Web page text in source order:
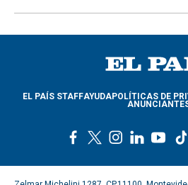
EL PAÍS STAFFAYUDAPOLÍTICAS DE
c
e
w
i
s
t
l
n
k
y
u
t